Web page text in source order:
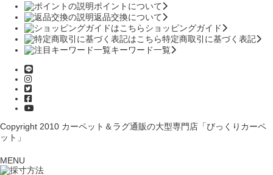
ポイントについて
返品交換について
ショッピングガイド
特定商取引に基づく表記
キーワード一覧
Copyright 2010 カーペット＆ラグ通販の大型専門店「びっくりカーペ
ット」
MENU